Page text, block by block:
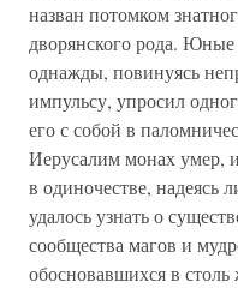
назван потомком
дворянского рода.
однажды, повинуясь
импульсу, упросил
его с собой в
Иерусалим монах умер,
в одиночестве, надеясь
удалось узнать о
сообщества магов и
обосновавшихся в